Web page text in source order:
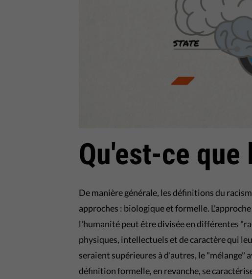
Qu'est-ce que
De manière générale, les définitions du
approches : biologique et formelle.
l'humanité peut être divisée en différentes
physiques, intellectuels et de caractère qui
seraient supérieures à d'autres, le "mélange"
définition formelle, en revanche, se